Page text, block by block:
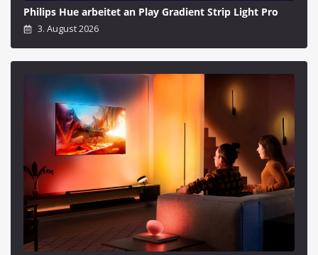
Philips Hue arbeitet an Play Gradient Strip Light Pro
3. August 2026